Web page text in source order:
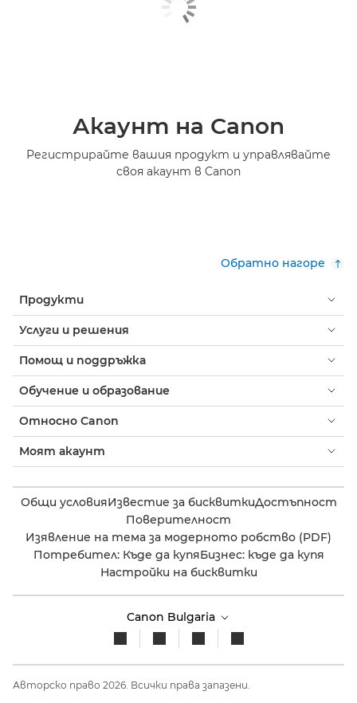
Акаунт на Canon
Регистрирайте вашия продукт и управлявайте
своя акаунт в Canon
Обратно нагоре
Продукти
Услуги и решения
Помощ и поддръжка
Обучение и образование
Относно Canon
Моят акаунт
Общи условияИзвестие за бисквиткиДостъпност
Поверителност
Изявление на тема за модерното робство (PDF)
Потребител: Къде да купяБизнес: къде да купя
Настройки на бисквитки
Canon Bulgaria
Авторско право 2026. Всички права запазени.